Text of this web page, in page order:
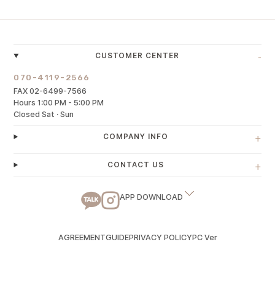
CUSTOMER CENTER -
070-4119-2566
FAX 02-6499-7566
Hours 1:00 PM - 5:00 PM
Closed Sat · Sun
COMPANY INFO +
CONTACT US +
APP DOWNLOAD
AGREEMENTGUIDEPRIVACY POLICYPC Ver